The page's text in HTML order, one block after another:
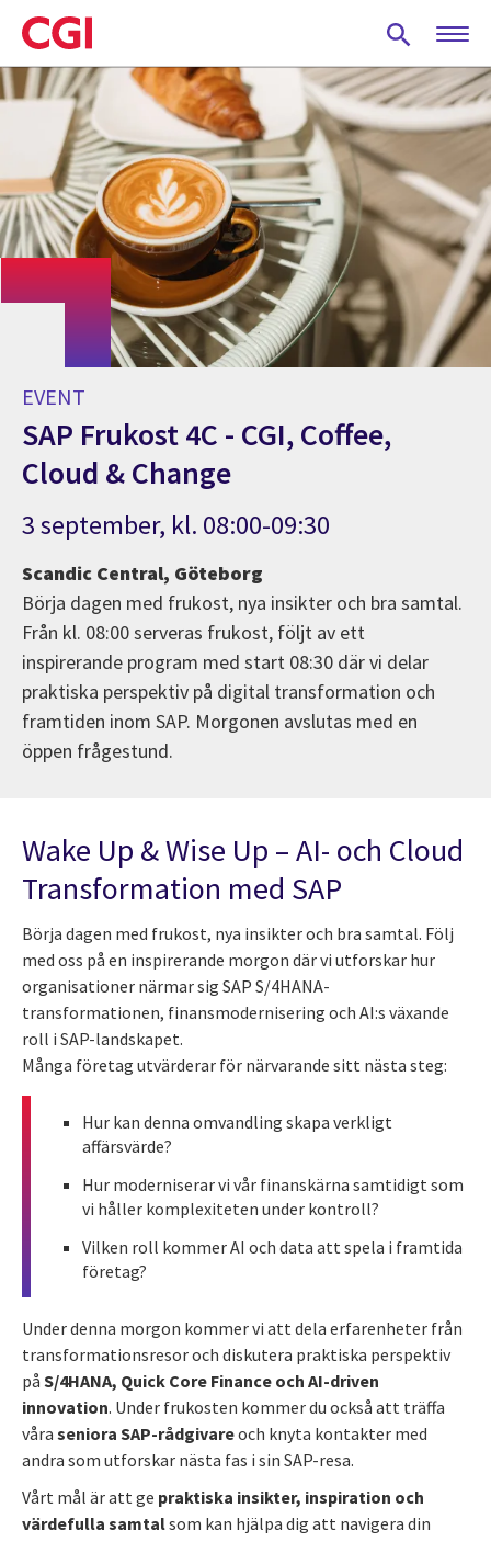
Skip
to
main
content
EVENT
SAP Frukost 4C - CGI, Coffee,
Cloud & Change
3 september, kl. 08:00-09:30
Scandic Central, Göteborg
Börja dagen med frukost, nya insikter och bra samtal.
Från kl. 08:00 serveras frukost, följt av ett
inspirerande program med start 08:30 där vi delar
praktiska perspektiv på digital transformation och
framtiden inom SAP. Morgonen avslutas med en
öppen frågestund.
Wake Up & Wise Up – AI- och Cloud
Transformation med SAP
Börja dagen med frukost, nya insikter och bra samtal. Följ
med oss på en inspirerande morgon där vi utforskar hur
organisationer närmar sig SAP S/4HANA-
transformationen, finansmodernisering och AI:s växande
roll i SAP-landskapet.
Många företag utvärderar för närvarande sitt nästa steg:
Hur kan denna omvandling skapa verkligt
affärsvärde?
Hur moderniserar vi vår finanskärna samtidigt som
vi håller komplexiteten under kontroll?
Vilken roll kommer AI och data att spela i framtida
företag?
Under denna morgon kommer vi att dela erfarenheter från
transformationsresor och diskutera praktiska perspektiv
på S/4HANA, Quick Core Finance och AI-driven
innovation. Under frukosten kommer du också att träffa
våra seniora SAP-rådgivareoch knyta kontakter med
andra som utforskar nästa fas i sin SAP-resa.
Vårt mål är att ge praktiska insikter, inspiration och
värdefulla samtalsom kan hjälpa dig att navigera din